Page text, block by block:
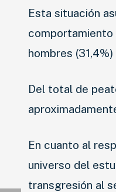
Esta situación
comportamiento
hombres
Del total de
En cuanto al
universo del
transgresión al